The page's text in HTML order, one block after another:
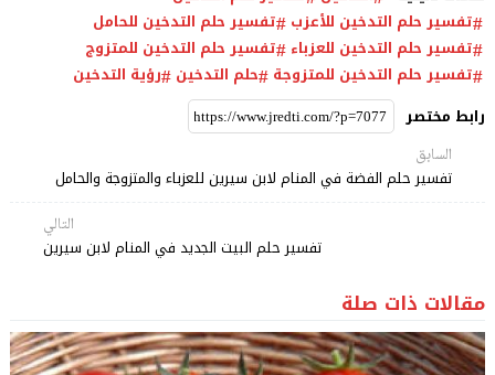
تفسير حلم التدخين للأعزب تفسير حلم التدخين للحامل
تفسير حلم التدخين للعزباء تفسير حلم التدخين للمتزوج
تفسير حلم التدخين للمتزوجة حلم التدخين رؤية التدخين
رابط مختصر
السابق
تفسير حلم الفضة في المنام لابن سيرين للعزباء والمتزوجة والحامل
التالي
تفسير حلم البيت الجديد في المنام لابن سيرين
مقالات ذات صلة